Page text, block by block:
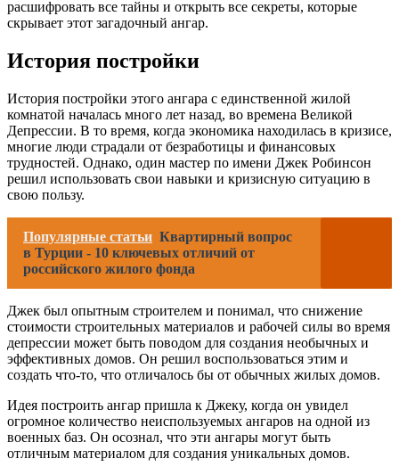
расшифровать все тайны и открыть все секреты, которые
скрывает этот загадочный ангар.
История постройки
История постройки этого ангара с единственной жилой
комнатой началась много лет назад, во времена Великой
Депрессии. В то время, когда экономика находилась в кризисе,
многие люди страдали от безработицы и финансовых
трудностей. Однако, один мастер по имени Джек Робинсон
решил использовать свои навыки и кризисную ситуацию в
свою пользу.
Популярные статьи Квартирный вопрос
в Турции - 10 ключевых отличий от
российского жилого фонда
Джек был опытным строителем и понимал, что снижение
стоимости строительных материалов и рабочей силы во время
депрессии может быть поводом для создания необычных и
эффективных домов. Он решил воспользоваться этим и
создать что-то, что отличалось бы от обычных жилых домов.
Идея построить ангар пришла к Джеку, когда он увидел
огромное количество неиспользуемых ангаров на одной из
военных баз. Он осознал, что эти ангары могут быть
отличным материалом для создания уникальных домов.